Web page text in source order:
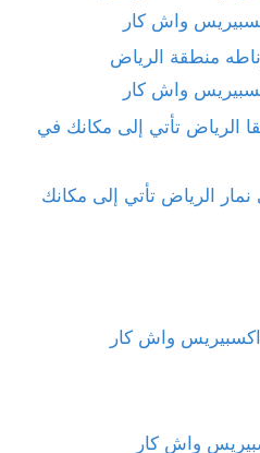
منطقة الرياض
الرياض تأتي إلى مكانك في
نمار الرياض تأتي إلى مكانك
اكسبيريس واش كار
واش كار